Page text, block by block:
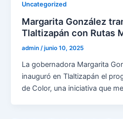
Uncategorized
Margarita González
Tlaltizapán con Rutas
admin /junio 10, 2025
La gobernadora Margarita
inauguró en Tlaltizapán el
de Color, una iniciativa que